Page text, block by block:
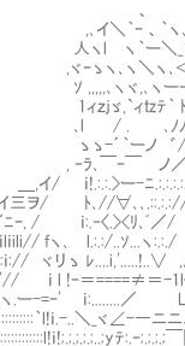
、｀ヽ､
ー＼_ヽ
＼ヽ､＜´
,､ヽー‐ミ
ｔzﾃ｀ ﾄ,-
fﾘl 待っ
ノ ゛/ｿ
ノ／.:ヾ
ー-ﾆ
∀､､.::.:.:// ｉ !
.><ﾘ､ﾞ／/ l l
､ l.:.:/..ｿ...ヽ:.:./ _
ゝ ﾚ....i,'.....!..∨ ,∧
＝====≠＝-1l{ |
:........／ L」
｀l!ｉ.-..＼_ヾ∠-―
ｉ!;.;.;.;.;..;yﾃ